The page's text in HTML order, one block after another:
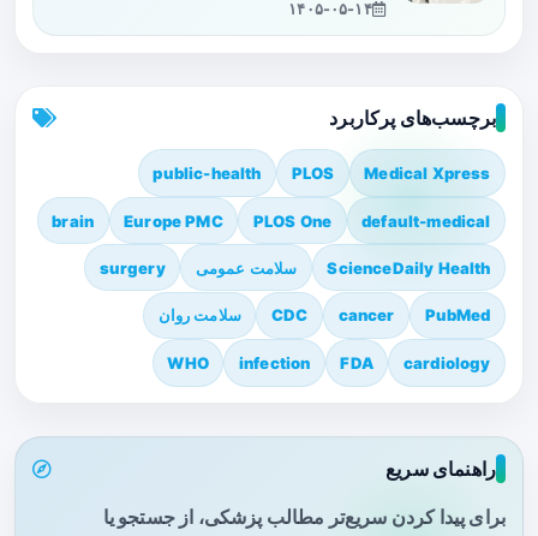
۱۴۰۵-۰۵-۱۴
برچسب‌های پرکاربرد
Medical Xpress
PLOS
public-health
default-medical
PLOS One
Europe PMC
brain
ScienceDaily Health سلامت عمومی surgery
PubMed
cancer
CDC سلامت روان
cardiology
FDA
infection
WHO
راهنمای سریع
برای پیدا کردن سریع‌تر مطالب پزشکی، از جستجو یا